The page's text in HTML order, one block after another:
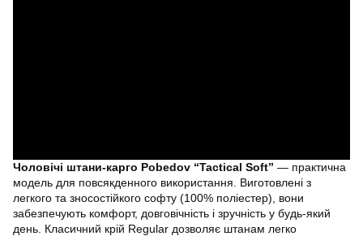
Чоловічі штани-карго Pobedov “Tactical Soft” — практична
модель для повсякденного використання. Виготовлені з
легкого та зносостійкого софту (100% поліестер), вони
забезпечують комфорт, довговічність і зручність у будь-який
день. Класичний крій Regular дозволяє штанам легко